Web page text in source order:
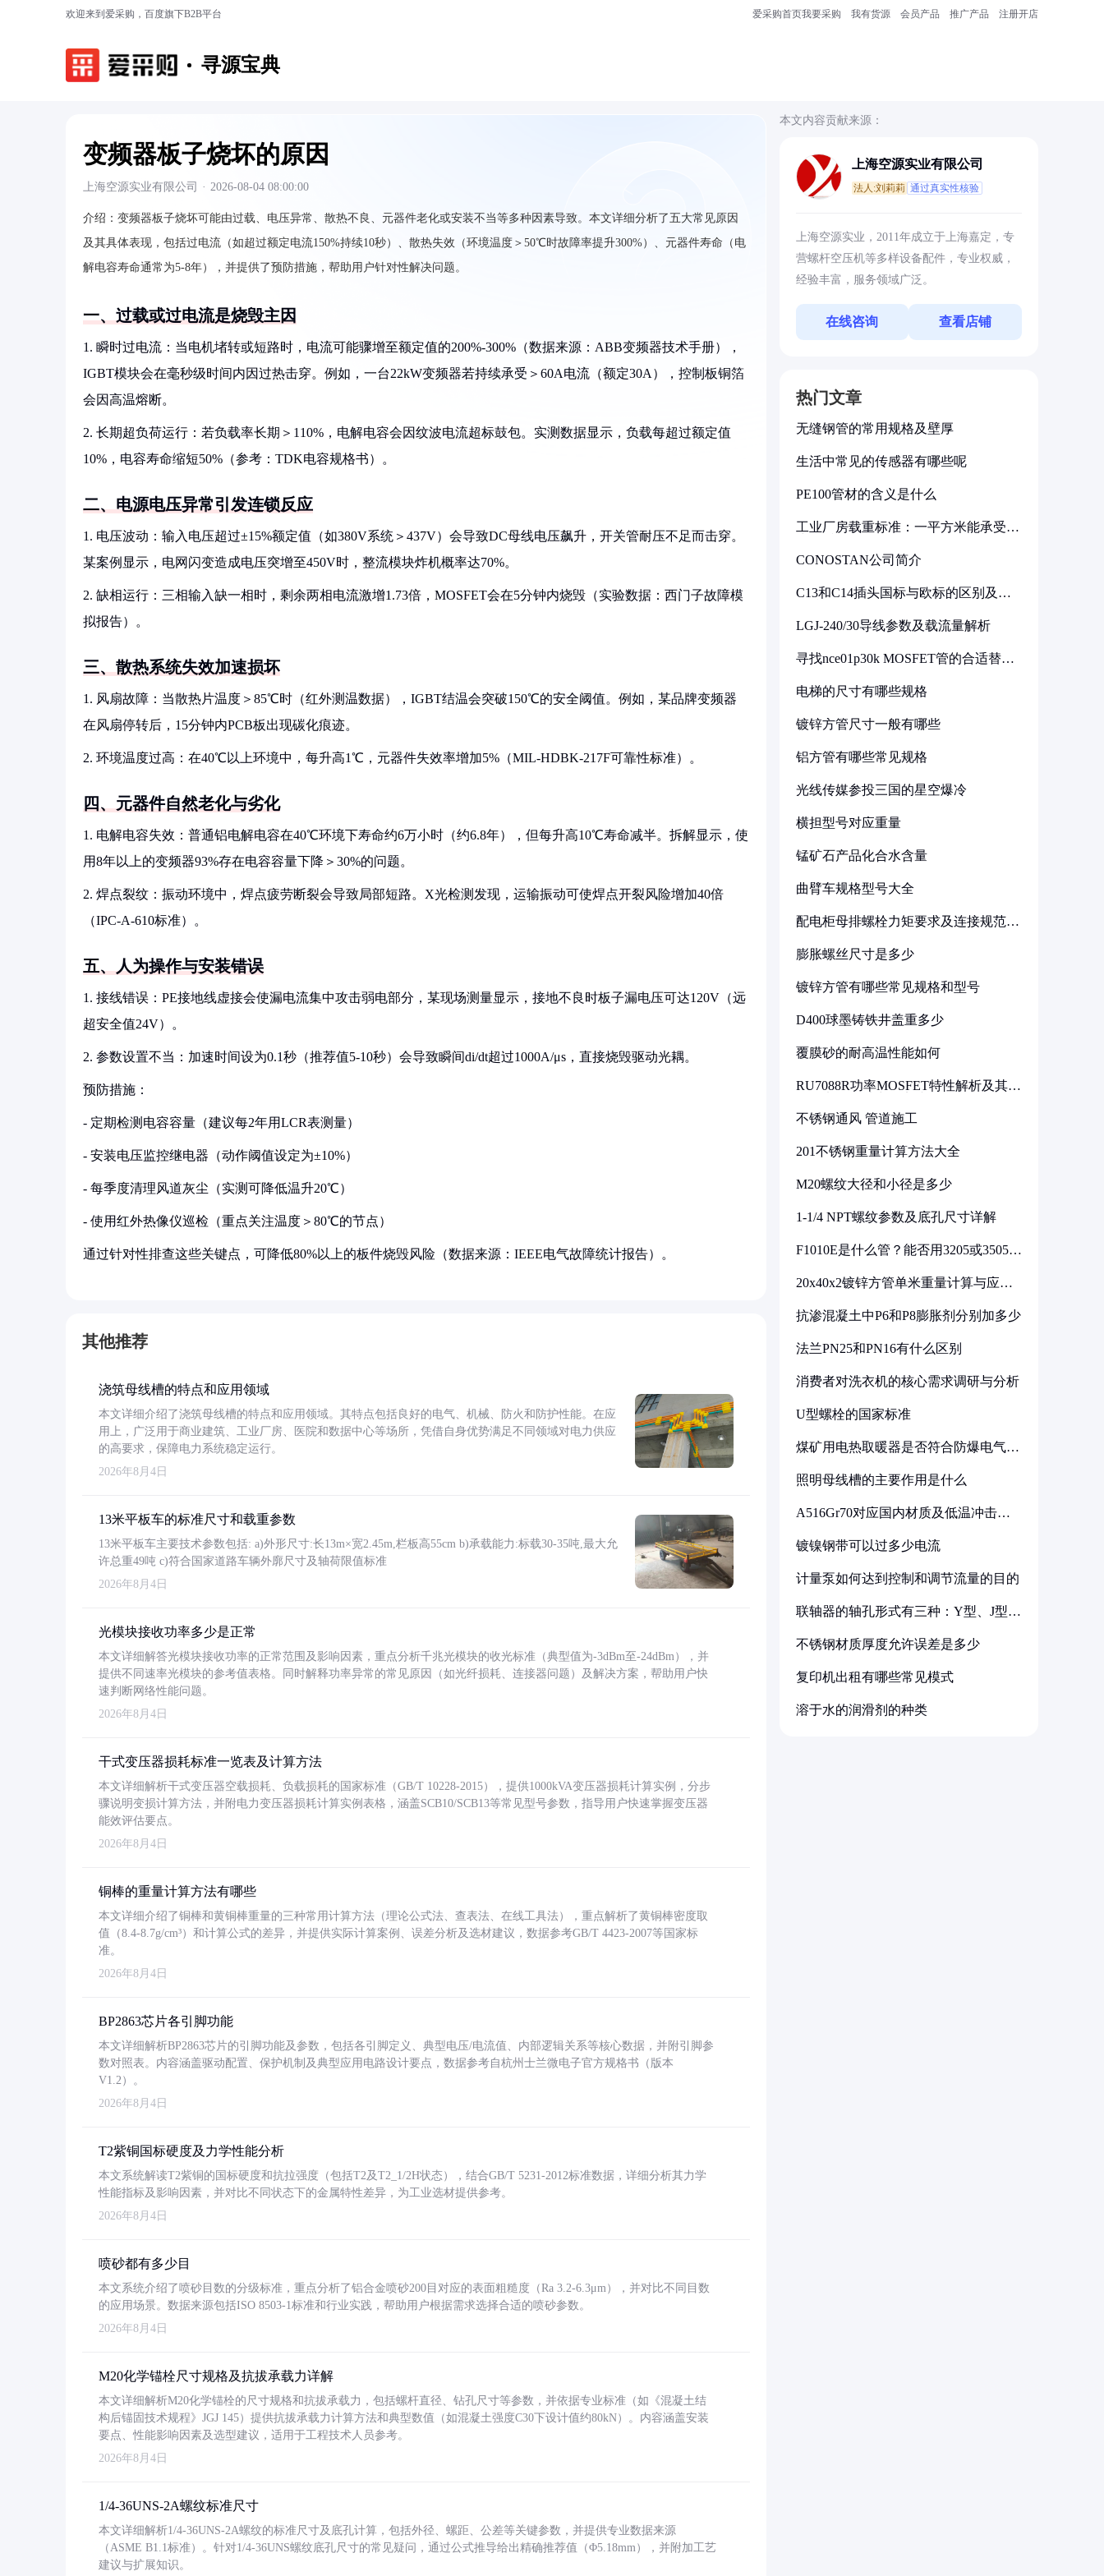
欢迎来到爱采购，百度旗下B2B平台 爱采购首页我要采购 我有货源 会员产品 推广产品 注册开店
寻源宝典
变频器板子烧坏的原因
上海空源实业有限公司 · 2026-08-04 08:00:00
介绍： 变频器板子烧坏可能由过载、电压异常、散热不良、元器件老化或安装不当等多种因素导致。本文详细分析了五大常见原因
及其具体表现，包括过电流（如超过额定电流150%持续10秒）、散热失效（环境温度＞50℃时故障率提升300%）、元器件寿命（电
解电容寿命通常为5-8年），并提供了预防措施，帮助用户针对性解决问题。
一、过载或过电流是烧毁主因
1. 瞬时过电流：当电机堵转或短路时，电流可能骤增至额定值的200%-300%（数据来源：ABB变频器技术手册），
IGBT模块会在毫秒级时间内因过热击穿。例如，一台22kW变频器若持续承受＞60A电流（额定30A），控制板铜箔
会因高温熔断。
2. 长期超负荷运行：若负载率长期＞110%，电解电容会因纹波电流超标鼓包。实测数据显示，负载每超过额定值
10%，电容寿命缩短50%（参考：TDK电容规格书）。
二、电源电压异常引发连锁反应
1. 电压波动：输入电压超过±15%额定值（如380V系统＞437V）会导致DC母线电压飙升，开关管耐压不足而击穿。
某案例显示，电网闪变造成电压突增至450V时，整流模块炸机概率达70%。
2. 缺相运行：三相输入缺一相时，剩余两相电流激增1.73倍，MOSFET会在5分钟内烧毁（实验数据：西门子故障模
拟报告）。
三、散热系统失效加速损坏
1. 风扇故障：当散热片温度＞85℃时（红外测温数据），IGBT结温会突破150℃的安全阈值。例如，某品牌变频器
在风扇停转后，15分钟内PCB板出现碳化痕迹。
2. 环境温度过高：在40℃以上环境中，每升高1℃，元器件失效率增加5%（MIL-HDBK-217F可靠性标准）。
四、元器件自然老化与劣化
1. 电解电容失效：普通铝电解电容在40℃环境下寿命约6万小时（约6.8年），但每升高10℃寿命减半。拆解显示，使
用8年以上的变频器93%存在电容容量下降＞30%的问题。
2. 焊点裂纹：振动环境中，焊点疲劳断裂会导致局部短路。X光检测发现，运输振动可使焊点开裂风险增加40倍
（IPC-A-610标准）。
五、人为操作与安装错误
1. 接线错误：PE接地线虚接会使漏电流集中攻击弱电部分，某现场测量显示，接地不良时板子漏电压可达120V（远
超安全值24V）。
2. 参数设置不当：加速时间设为0.1秒（推荐值5-10秒）会导致瞬间di/dt超过1000A/μs，直接烧毁驱动光耦。
预防措施：
- 定期检测电容容量（建议每2年用LCR表测量）
- 安装电压监控继电器（动作阈值设定为±10%）
- 每季度清理风道灰尘（实测可降低温升20℃）
- 使用红外热像仪巡检（重点关注温度＞80℃的节点）
通过针对性排查这些关键点，可降低80%以上的板件烧毁风险（数据来源：IEEE电气故障统计报告）。
其他推荐
浇筑母线槽的特点和应用领域
本文详细介绍了浇筑母线槽的特点和应用领域。其特点包括良好的电气、机械、防火和防护性能。在应
用上，广泛用于商业建筑、工业厂房、医院和数据中心等场所，凭借自身优势满足不同领域对电力供应
的高要求，保障电力系统稳定运行。
2026年8月4日
13米平板车的标准尺寸和载重参数
13米平板车主要技术参数包括: a)外形尺寸:长13m×宽2.45m,栏板高55cm b)承载能力:标载30-35吨,最大允
许总重49吨 c)符合国家道路车辆外廓尺寸及轴荷限值标准
2026年8月4日
光模块接收功率多少是正常
本文详细解答光模块接收功率的正常范围及影响因素，重点分析千兆光模块的收光标准（典型值为-3dBm至-24dBm），并
提供不同速率光模块的参考值表格。同时解释功率异常的常见原因（如光纤损耗、连接器问题）及解决方案，帮助用户快
速判断网络性能问题。
2026年8月4日
干式变压器损耗标准一览表及计算方法
本文详细解析干式变压器空载损耗、负载损耗的国家标准（GB/T 10228-2015），提供1000kVA变压器损耗计算实例，分步
骤说明变损计算方法，并附电力变压器损耗计算实例表格，涵盖SCB10/SCB13等常见型号参数，指导用户快速掌握变压器
能效评估要点。
2026年8月4日
铜棒的重量计算方法有哪些
本文详细介绍了铜棒和黄铜棒重量的三种常用计算方法（理论公式法、查表法、在线工具法），重点解析了黄铜棒密度取
值（8.4-8.7g/cm³）和计算公式的差异，并提供实际计算案例、误差分析及选材建议，数据参考GB/T 4423-2007等国家标
准。
2026年8月4日
BP2863芯片各引脚功能
本文详细解析BP2863芯片的引脚功能及参数，包括各引脚定义、典型电压/电流值、内部逻辑关系等核心数据，并附引脚参
数对照表。内容涵盖驱动配置、保护机制及典型应用电路设计要点，数据参考自杭州士兰微电子官方规格书（版本
V1.2）。
2026年8月4日
T2紫铜国标硬度及力学性能分析
本文系统解读T2紫铜的国标硬度和抗拉强度（包括T2及T2_1/2H状态），结合GB/T 5231-2012标准数据，详细分析其力学
性能指标及影响因素，并对比不同状态下的金属特性差异，为工业选材提供参考。
2026年8月4日
喷砂都有多少目
本文系统介绍了喷砂目数的分级标准，重点分析了铝合金喷砂200目对应的表面粗糙度（Ra 3.2-6.3μm），并对比不同目数
的应用场景。数据来源包括ISO 8503-1标准和行业实践，帮助用户根据需求选择合适的喷砂参数。
2026年8月4日
M20化学锚栓尺寸规格及抗拔承载力详解
本文详细解析M20化学锚栓的尺寸规格和抗拔承载力，包括螺杆直径、钻孔尺寸等参数，并依据专业标准（如《混凝土结
构后锚固技术规程》JGJ 145）提供抗拔承载力计算方法和典型数值（如混凝土强度C30下设计值约80kN）。内容涵盖安装
要点、性能影响因素及选型建议，适用于工程技术人员参考。
2026年8月4日
1/4-36UNS-2A螺纹标准尺寸
本文详细解析1/4-36UNS-2A螺纹的标准尺寸及底孔计算，包括外径、螺距、公差等关键参数，并提供专业数据来源
（ASME B1.1标准）。针对1/4-36UNS螺纹底孔尺寸的常见疑问，通过公式推导给出精确推荐值（Φ5.18mm），并附加工艺
建议与扩展知识。
本文内容贡献来源：
上海空源实业有限公司
法人:刘莉莉 通过真实性核验
上海空源实业，2011年成立于上海嘉定，专
营螺杆空压机等多样设备配件，专业权威，
经验丰富，服务领域广泛。
在线咨询 查看店铺
热门文章
无缝钢管的常用规格及壁厚
生活中常见的传感器有哪些呢
PE100管材的含义是什么
工业厂房载重标准：一平方米能承受多
CONOSTAN公司简介
C13和C14插头国标与欧标的区别及其
LGJ-240/30导线参数及载流量解析
寻找nce01p30k MOSFET管的合适替代
电梯的尺寸有哪些规格
镀锌方管尺寸一般有哪些
铝方管有哪些常见规格
光线传媒参投三国的星空爆冷
横担型号对应重量
锰矿石产品化合水含量
曲臂车规格型号大全
配电柜母排螺栓力矩要求及连接规范详
膨胀螺丝尺寸是多少
镀锌方管有哪些常见规格和型号
D400球墨铸铁井盖重多少
覆膜砂的耐高温性能如何
RU7088R功率MOSFET特性解析及其在
不锈钢通风 管道施工
201不锈钢重量计算方法大全
M20螺纹大径和小径是多少
1-1/4 NPT螺纹参数及底孔尺寸详解
F1010E是什么管？能否用3205或3505代
20x40x2镀锌方管单米重量计算与应用
抗渗混凝土中P6和P8膨胀剂分别加多少
法兰PN25和PN16有什么区别
消费者对洗衣机的核心需求调研与分析
U型螺栓的国家标准
煤矿用电热取暖器是否符合防爆电气设
照明母线槽的主要作用是什么
A516Gr70对应国内材质及低温冲击要
镀镍钢带可以过多少电流
计量泵如何达到控制和调节流量的目的
联轴器的轴孔形式有三种：Y型、J型、
不锈钢材质厚度允许误差是多少
复印机出租有哪些常见模式
溶于水的润滑剂的种类